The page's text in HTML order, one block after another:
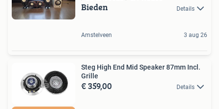
Bieden Details
Amstelveen 3 aug 26
Steg High End Mid Speaker 87mm Incl.
Grille
€ 359,00 Details